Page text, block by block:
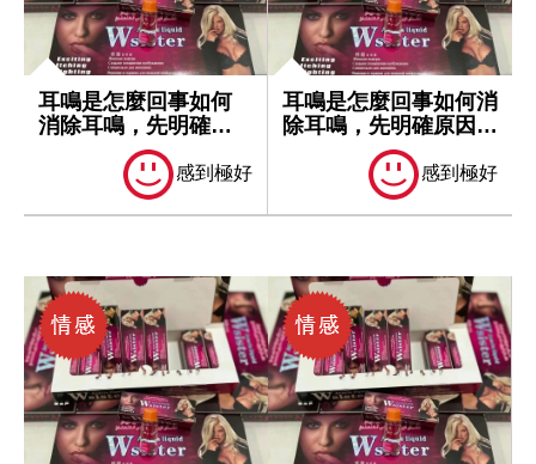
耳鳴是怎麼回事如何
消除耳鳴，先明確原
感到極好
耳鳴是怎麼回事如何消
除耳鳴，先明確原因再
感到極好